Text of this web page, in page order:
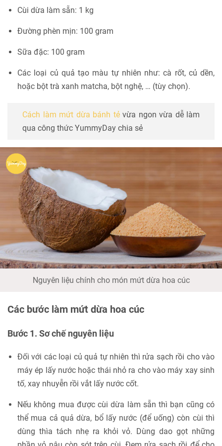
Cùi dừa làm sẵn: 1 kg
Đường phèn mịn: 100 gram
Sữa đặc: 100 gram
Các loại củ quả tạo màu tự nhiên như: cà rốt, củ dền,
hoặc bột trà xanh matcha, bột nghệ, … (tùy chọn).
Cách làm mứt dừa bánh tẻvừa ngon vừa dễ làm
qua công thức YummyDay chia sẻ
Nguyên liệu chính cho món mứt dừa hoa cúc
Các bước làm mứt dừa hoa cúc
Bước 1. Sơ chế nguyên liệu
Đối với các loại củ quả tự nhiên thì rửa sạch rồi cho vào
máy ép lấy nước hoặc thái nhỏ ra cho vào máy xay sinh
tố, xay nhuyễn rồi vắt lấy nước cốt.
Nếu không mua được cùi dừa làm sẵn thì bạn cũng có
thể mua cả quả dừa, bổ lấy nước (để uống) còn cùi thì
dùng thìa tách nhẹ ra khỏi vỏ. Dùng dao gọt những